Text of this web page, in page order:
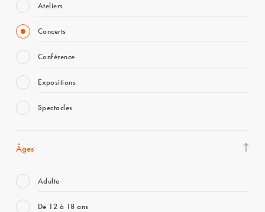
Ateliers
Concerts
Conférence
Expositions
Spectacles
Âges
Adulte
De 12 à 18 ans